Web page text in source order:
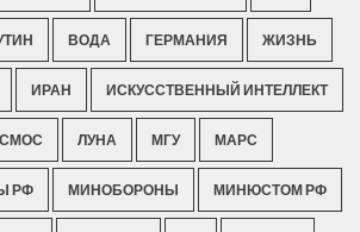
ВОДА ГЕРМАНИЯ ЖИЗНЬ
ИРАН ИСКУССТВЕННЫЙ ИНТЕЛЛЕКТ
ЛУНА МГУ МАРС
РФ МИНОБОРОНЫ МИНЮСТОМ РФ